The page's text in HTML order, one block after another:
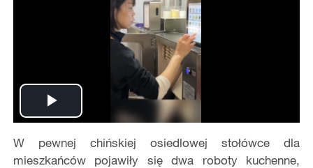
Play
Video
W pewnej chińskiej osiedlowej stołówce dla
mieszkańców pojawiły się dwa roboty kuchenne,